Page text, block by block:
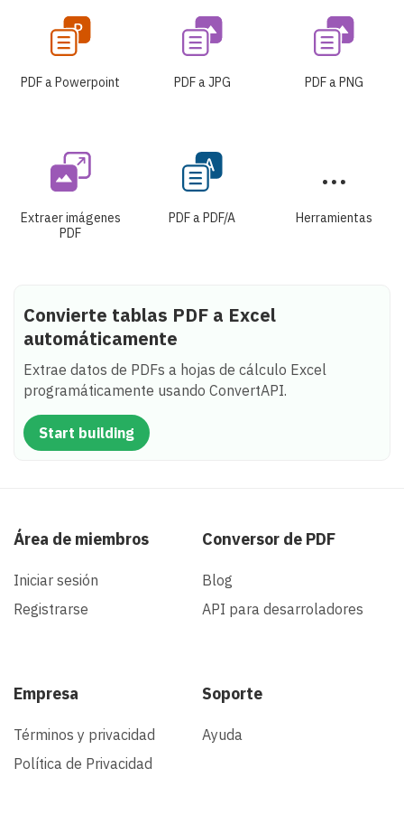
PDF a Powerpoint PDF a JPG PDF a PNG
Extraer imágenes
PDF
PDF a PDF/A Herramientas
Convierte tablas PDF a Excel
automáticamente
Extrae datos de PDFs a hojas de cálculo Excel
programáticamente usando ConvertAPI.
Start building
Área de miembros
Iniciar sesión
Registrarse
Conversor de PDF
Blog
API para desarroladores
Empresa
Términos y privacidad
Política de Privacidad
Soporte
Ayuda